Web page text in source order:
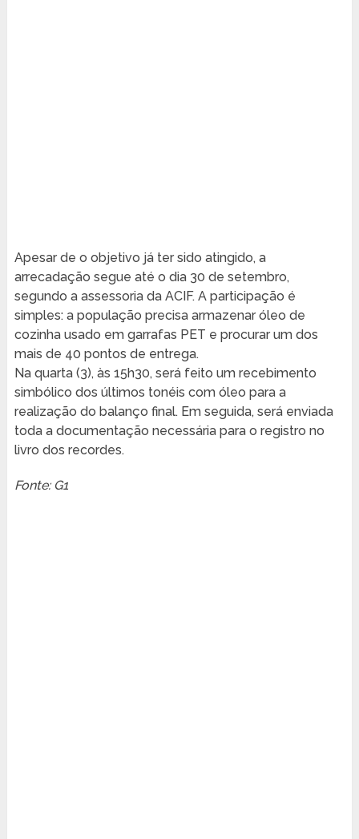
Apesar de o objetivo já ter sido atingido, a
arrecadação segue até o dia 30 de setembro,
segundo a assessoria da ACIF. A participação é
simples: a população precisa armazenar óleo de
cozinha usado em garrafas PET e procurar um dos
mais de 40 pontos de entrega.
Na quarta (3), às 15h30, será feito um recebimento
simbólico dos últimos tonéis com óleo para a
realização do balanço final. Em seguida, será enviada
toda a documentação necessária para o registro no
livro dos recordes.
Fonte: G1